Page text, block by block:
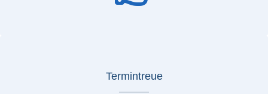
Termintreue